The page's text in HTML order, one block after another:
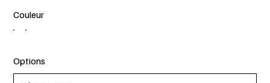
Couleur
Options